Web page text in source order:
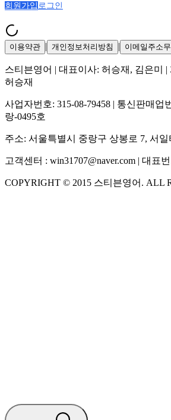
회원가입 로그인
이용약관 | 개인정보처리방침 | 이메일주소
스티븐영어 | 대표이사: 허승재, 김은미
|
허승재
사업자번호: 315-08-79458 | 통신판매업
랑-0495호
주소: 서울특별시 중랑구 상봉로 7, 서일
고객센터 : win31707@naver.com | 대표
COPYRIGHT © 2015 스티븐영어 . ALL